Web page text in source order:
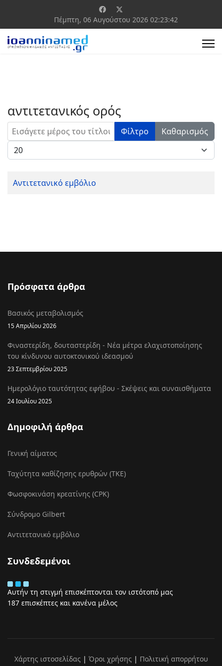
Πέμπτη, 06 Αυγούστου 2026 02:23:42
αντιτετανικός ορός
Εισάγετε μέρος του τίτλου. Φίλτρο
Καθαρισμός
Εμφάνιση #
Αντιτετανικό εμβόλιο
Πρόσφατα άρθρα
Βασικός μεταβολισμός
15 Απριλίου 2026
Φιναστερίδη, δουταστερίδη - Νέα μέτρα ελαχιστοποίησης
του κίνδυνου αυτοκτονικού ιδεασμού
23 Σεπτεμβρίου 2025
Ημερολόγιο ταυτότητας εφήβου - Σκέψεις και συναισθήματα
24 Ιουλίου 2025
Δημοφιλή άρθρα
Γενική αίματος
Ταχύτητα καθίζησης ερυθρών (ΤΚΕ)
Φωσφοκινάση κρεατίνης (CPK)
Σύνδρομο Gilbert
Αντιτετανικό εμβόλιο
Συνδεδεμένοι
Αυτήν τη στιγμή επισκέπτονται τον ιστότοπό μας
187 επισκέπτες και κανένα μέλος
Χάρτης ιστοσελίδας| Όροι χρήσης| Πολιτική απορρήτου